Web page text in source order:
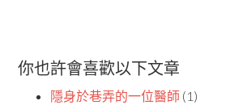
你也許會喜歡以下文章
隱身於巷弄的一位醫師 (1)